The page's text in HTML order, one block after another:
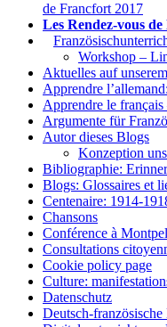
de Francfort 2017
Les Rendez-vous
Workshop –
Aktuelles auf
Apprendre
Apprendre le
Argumente für
Autor dieses Blogs
Konzeption
Bibliographie:
Blogs: Glossaires et
Centenaire: 1914-
Chansons
Conférence à
Consultations
Cookie policy page
Culture:
Datenschutz
Deutsch-